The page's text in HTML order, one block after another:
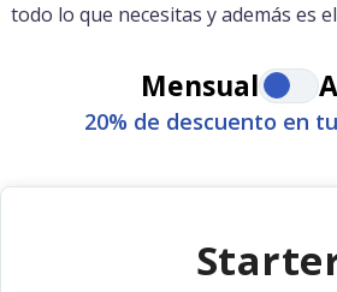
todo lo que necesitas y además es
Mensual
20% de descuento en